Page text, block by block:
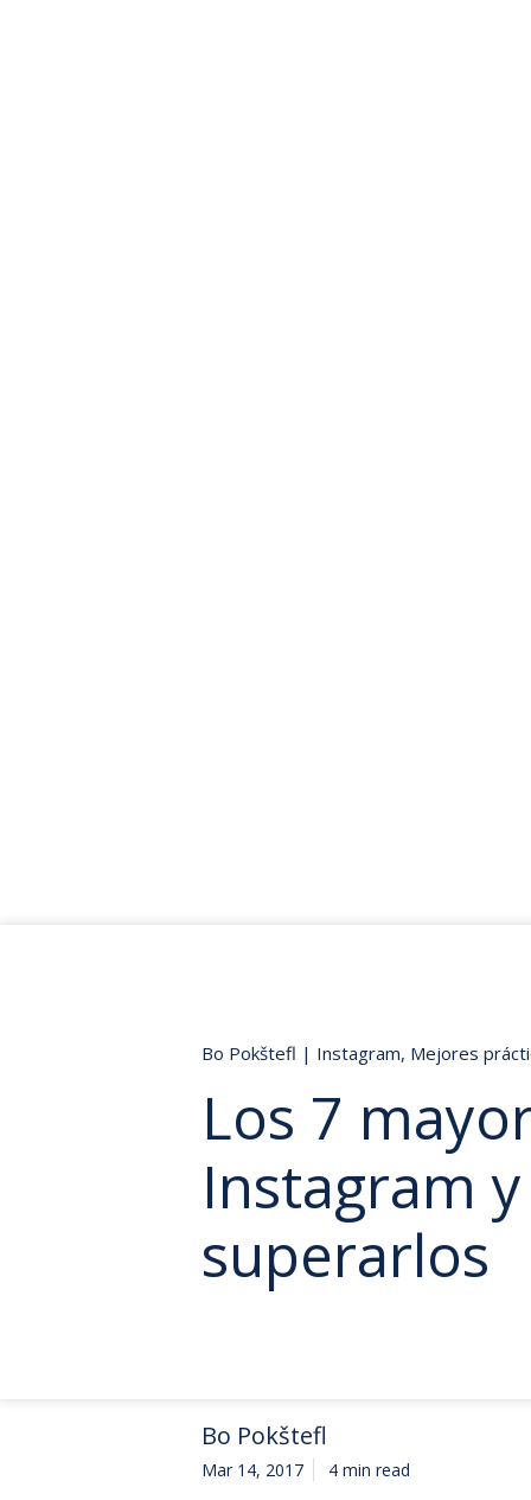
Bo Pokštefl | Instagram, Mejores
Los 7
Instagram
superarlos
Bo Pokštefl
Mar 14, 2017 4 min read